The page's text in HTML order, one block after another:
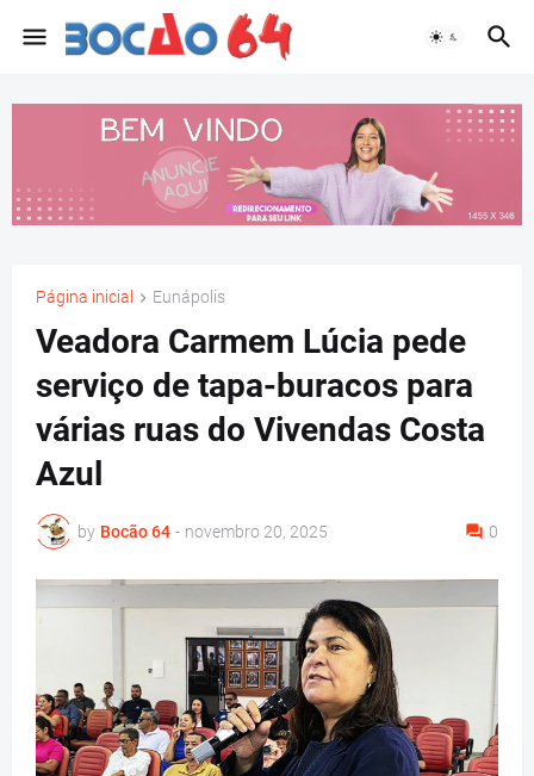
Página inicial Eunápolis
Veadora Carmem Lúcia pede
serviço de tapa-buracos para
várias ruas do Vivendas Costa
Azul
by Bocão 64 - novembro 20, 2025 0